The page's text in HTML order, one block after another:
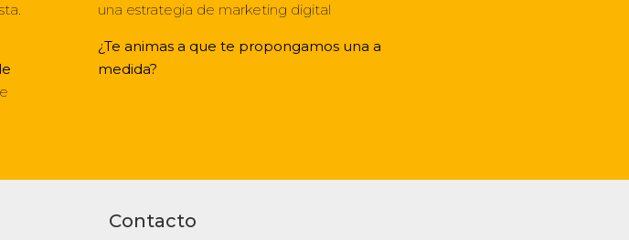
una estrategia de marketing digital
¿Te animas a que te propongamos una a
medida?
Contacto